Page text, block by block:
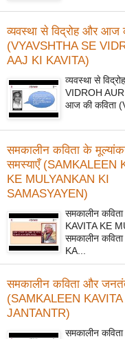
व्यवस्था से विद्रोह और आज
(VYAVSHTHA SE
AAJ KI KAVITA)
व्यवस्था से
VIDROH AUR
आज की कविता
समकालीन कविता के
समस्याएँ (SAMKALEEN
KE MULYANKAN KI
SAMASYAYEN)
समकालीन
KAVITA KE
समकालीन
KA...
समकालीन कविता और
(SAMKALEEN
JANTANTR)
समकालीन